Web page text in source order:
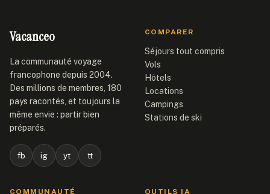
Vacanceo
La communauté voyage
francophone depuis 2004.
Des millions de membres, 180
pays racontés, et toujours la
même envie : partir bien
préparés.
fb ig yt tt
COMPARER
Séjours tout compris
Vols
Hôtels
Locations
Campings
Stations de ski
COMMUNAUTÉ OUTILS IA